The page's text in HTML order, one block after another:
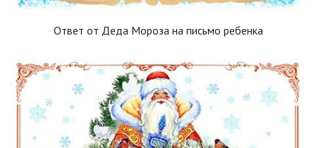
Ответ от Деда Мороза на письмо ребенка